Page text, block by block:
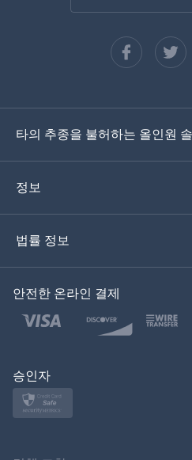
Español
Deutsch
Türkçe
Polski
타의 추종을 불허하는 올인원
정보
법률 정보
안전한 온라인 결제
승인자